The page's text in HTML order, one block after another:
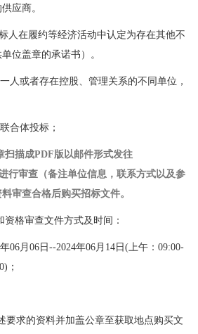
应商。
人在履约等经济活动中认定为存在其他不
位盖章的承诺书）。
人或者存在控股、管理关系的不同单位，
合体投标；
扫描成PDF版以邮件形式发往
行审查（备注单位信息，联系方式以及参
审查合格后购买招标文件。
资格审查文件方式及时间：
06月06日--2024年06月14日(上午：09:00-
；
要求的资料并加盖公章至获取地点购买文